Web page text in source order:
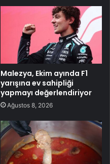
Malezya, Ekim ayında F1
yarışına ev sahipliği
yapmayı değerlendiriyor
Ağustos 8, 2026